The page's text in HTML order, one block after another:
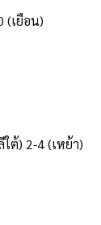
(เยือน)
ต้) 2-4 (เหย้า)